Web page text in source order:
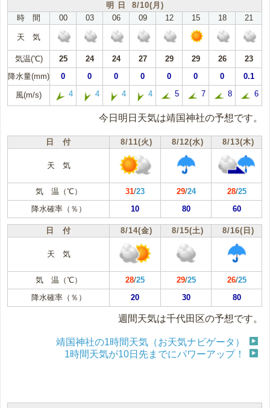
明 日 8/10(月)
時 間
00 03 06 09 12 15 18 21
天 気
気温(℃) 25 24 24 27 29 29 26
23
降水量(mm)
0 0 0 0 0 0 0 0.1
風(m/s) 4 4 4 4 5 7 8 6
今日明日天気は靖国神社の予想です。
日 付 8/11(火) 8/12(水) 8/13(木)
天 気
気 温（℃） 31/23 29/24 28/25
降水確率（％）
10 80 60
日 付 8/14(金) 8/15(土) 8/16(日)
天 気
気 温（℃） 28/25 29/25 26/25
降水確率（％）
20 30 80
週間天気は千代田区の予想です。
靖国神社の1時間天気（お天気ナビゲータ）
1時間天気が10日先までにパワーアップ！